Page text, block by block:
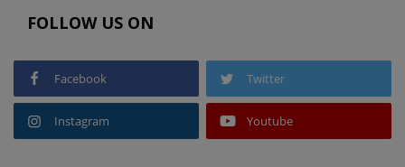
FOLLOW US ON
Facebook Twitter
Instagram Youtube